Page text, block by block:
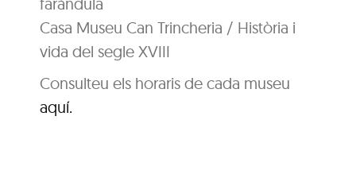
Casa Museu Can Trincheria / Història i
vida del segle XVIII
Consulteu els horaris de cada museu
aquí.